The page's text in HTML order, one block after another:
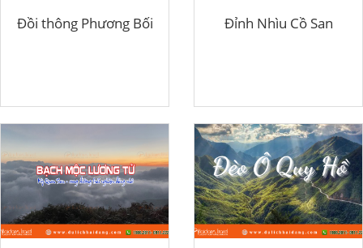
Đồi thông Phương Bối Đỉnh Nhìu Cồ San